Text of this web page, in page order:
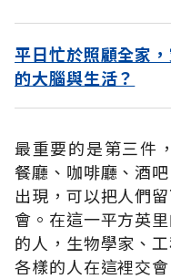
平日忙於照顧全家
的大腦與生活？
最重要的是第三件
餐廳、咖啡廳、酒
出現，可以把人們
會。在這一平方英
的人，生物學家、
各樣的人在這裡交會